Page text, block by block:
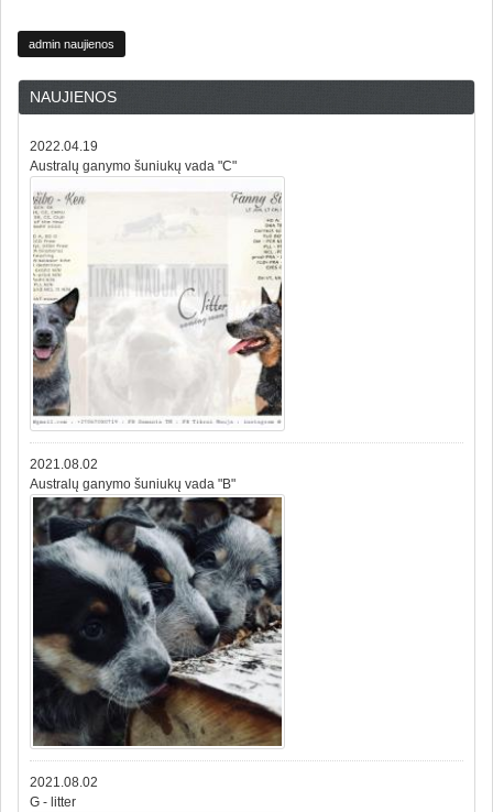
admin naujienos
NAUJIENOS
2022.04.19
Australų ganymo šuniukų vada "C"
2021.08.02
Australų ganymo šuniukų vada "B"
2021.08.02
G - litter